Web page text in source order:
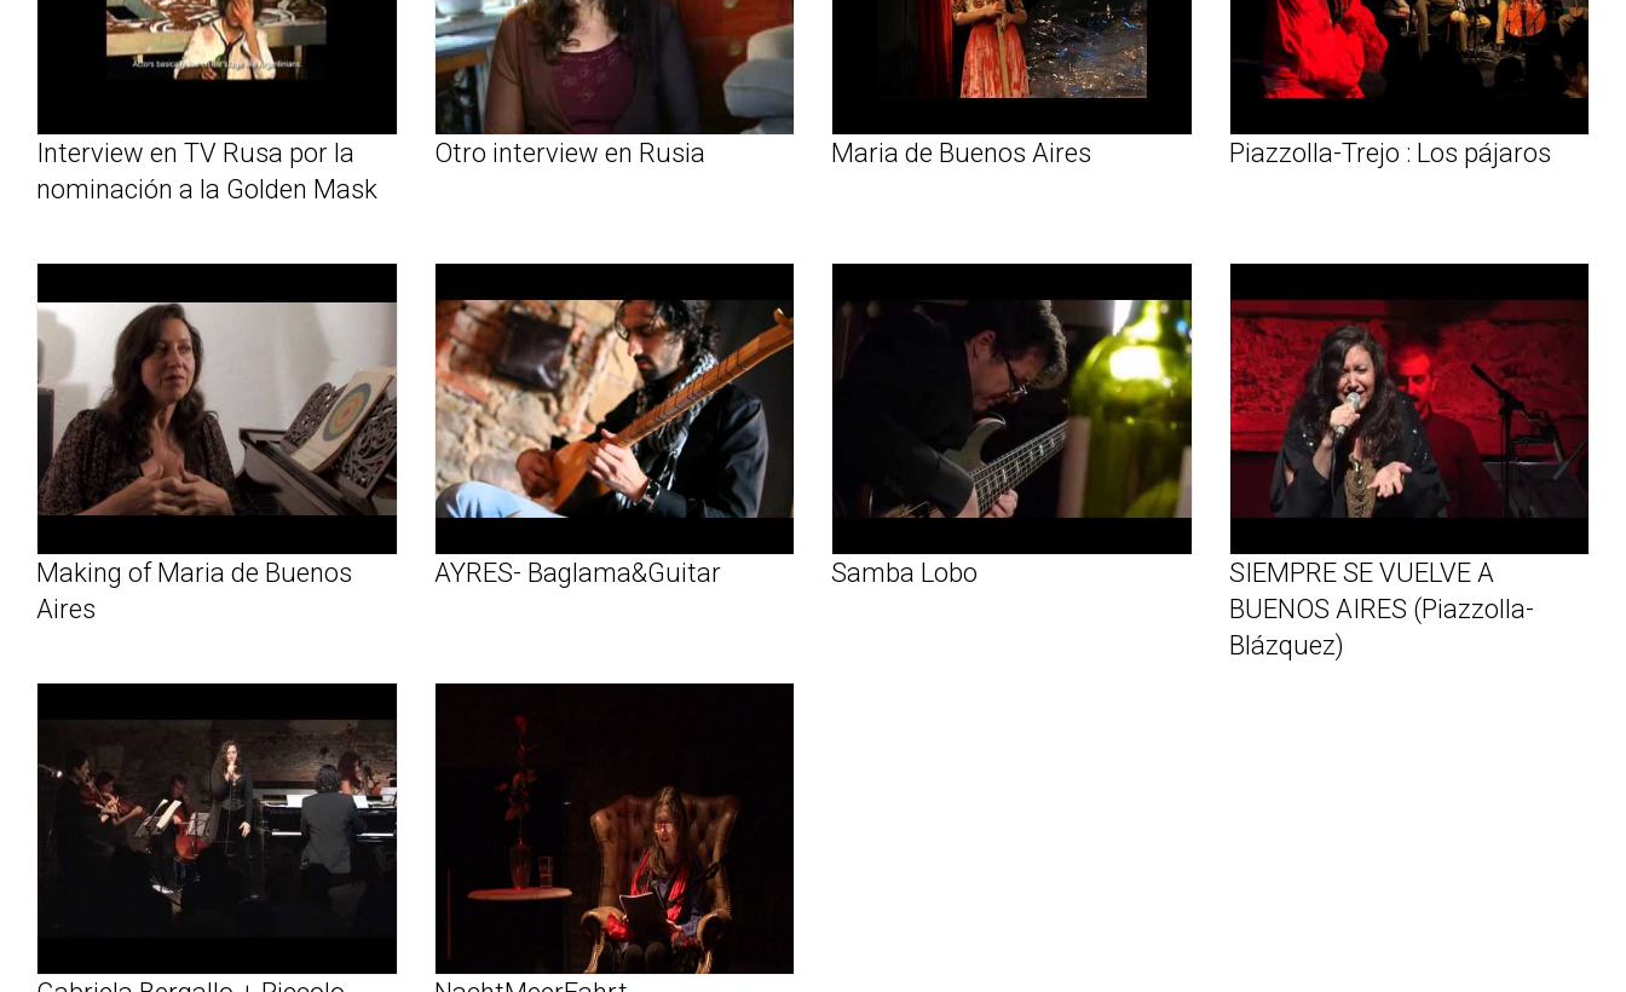
Interview en TV Rusa por la
nominación a la Golden Mask
Otro interview en Rusia Maria de Buenos Aires Piazzolla-Trejo : Los pájaros
Making of Maria de Buenos
Aires
AYRES- Baglama&Guitar Samba Lobo
SIEMPRE SE VUELVE A
BUENOS AIRES (Piazzolla-
Blázquez)